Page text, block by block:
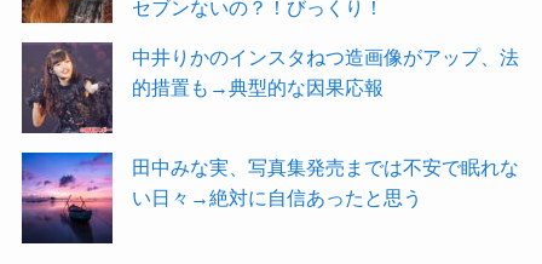
セブンないの？！びっくり！
中井りかのインスタねつ造画像がアップ、法
的措置も→典型的な因果応報
田中みな実、写真集発売までは不安で眠れな
い日々→絶対に自信あったと思う